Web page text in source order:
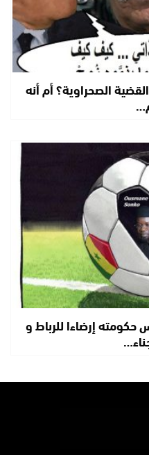
الصحراوية؟ أم أنه
إرضاءا للرباط و